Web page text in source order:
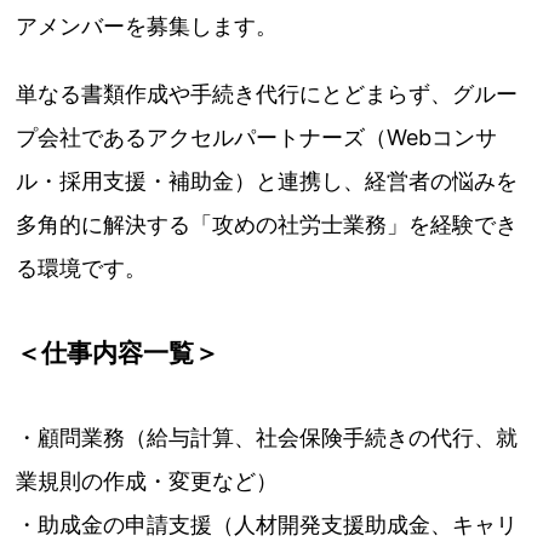
アメンバーを募集します。
単なる書類作成や手続き代行にとどまらず、グルー
プ会社であるアクセルパートナーズ（Webコンサ
ル・採用支援・補助金）と連携し、経営者の悩みを
多角的に解決する「攻めの社労士業務」を経験でき
る環境です。
＜仕事内容一覧＞
・顧問業務（給与計算、社会保険手続きの代行、就
業規則の作成・変更など）
・助成金の申請支援（人材開発支援助成金、キャリ